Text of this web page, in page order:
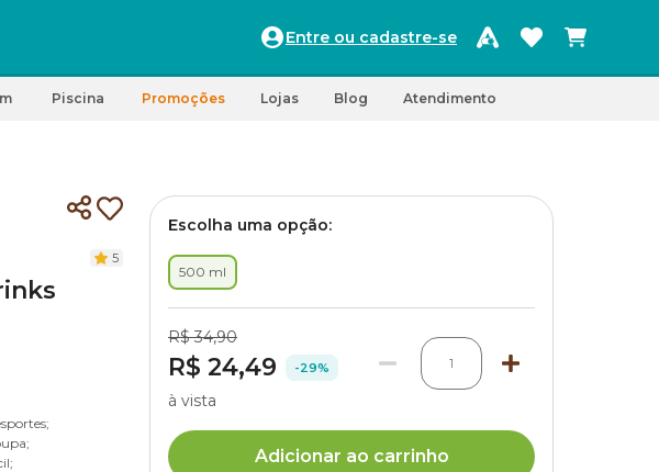
Entre ou cadastre-se
Piscina Promoções Lojas Blog Atendimento
5
Escolha uma opção:
500 ml
R$ 34,90
R$ 24,49 -29% 1
à vista
Adicionar ao carrinho